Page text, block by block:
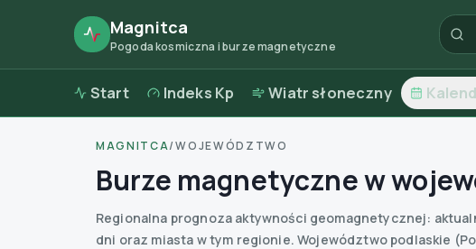
Magnitca
Pogoda kosmiczna i burze magnetyczne
Start Indeks Kp Wiatr słoneczny
MAGNITCA/WOJEWÓDZTWO
Burze magnetyczne w
Regionalna prognoza aktywności geomagnetycznej:
dni oraz miasta w tym regionie. Województwo podlaskie